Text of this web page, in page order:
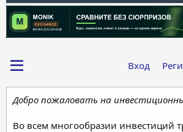
Вход
Добро пожаловать на
Во всем многообразии инвестиций